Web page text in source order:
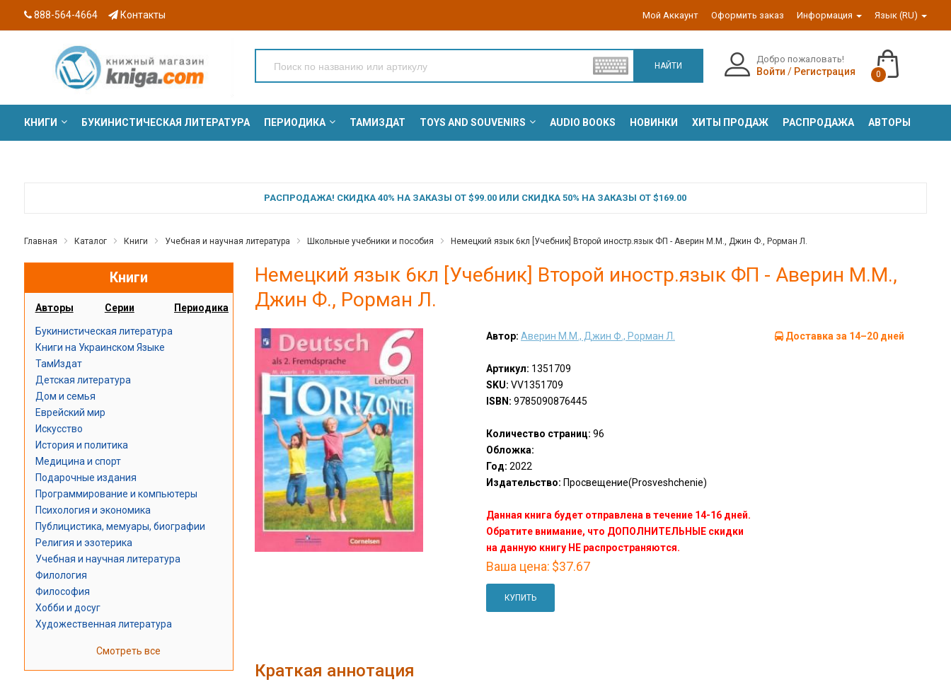
888-564-4664 Контакты Мой Аккаунт Оформить заказ Информация Язык (RU)
НАЙТИ
Добро пожаловать!
Войти / Регистрация 0
КНИГИ БУКИНИСТИЧЕСКАЯ ЛИТЕРАТУРА ПЕРИОДИКА ТАМИЗДАТ TOYS AND SOUVENIRS AUDIO BOOKS НОВИНКИ ХИТЫ ПРОДАЖ РАСПРОДАЖА АВТОРЫ
РАСПРОДАЖА! СКИДКА 40% НА ЗАКАЗЫ ОТ $99.00 ИЛИ СКИДКА 50% НА ЗАКАЗЫ ОТ $169.00
Главная Каталог Книги Учебная и научная литература Школьные учебники и пособия Немецкий язык 6кл [Учебник] Второй иностр.язык ФП - Аверин М.М., Джин Ф., Рорман Л.
Книги
Авторы Серии Периодика
Букинистическая литература
Книги на Украинском Языке
ТамИздат
Детская литература
Дом и семья
Еврейский мир
Искусство
История и политика
Медицина и спорт
Подарочные издания
Программирование и компьютеры
Психология и экономика
Публицистика, мемуары, биографии
Религия и эзотерика
Учебная и научная литература
Филология
Философия
Хобби и досуг
Художественная литература
Смотреть все
Немецкий язык 6кл [Учебник] Второй иностр.язык ФП - Аверин М.М.,
Джин Ф., Рорман Л.
Автор: Аверин М.М., Джин Ф., Рорман Л.
Артикул: 1351709
SKU: VV1351709
ISBN: 9785090876445
Количество страниц: 96
Обложка:
Год: 2022
Издательство: Просвещение(Prosveshchenie)
Данная книга будет отправлена в течение 14-16 дней.
Обратите внимание, что ДОПОЛНИТЕЛЬНЫЕ скидки
на данную книгу НЕ распространяются.
Ваша цена: $37.67
КУПИТЬ
Доставка за 14–20 дней
Краткая аннотация